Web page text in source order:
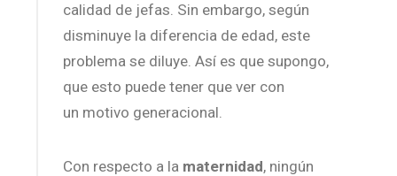
calidad de jefas. Sin embargo, según
disminuye la diferencia de edad, este
problema se diluye. Así es que supongo,
que esto puede tener que ver con
un motivo generacional.
Con respecto a la maternidad, ningún